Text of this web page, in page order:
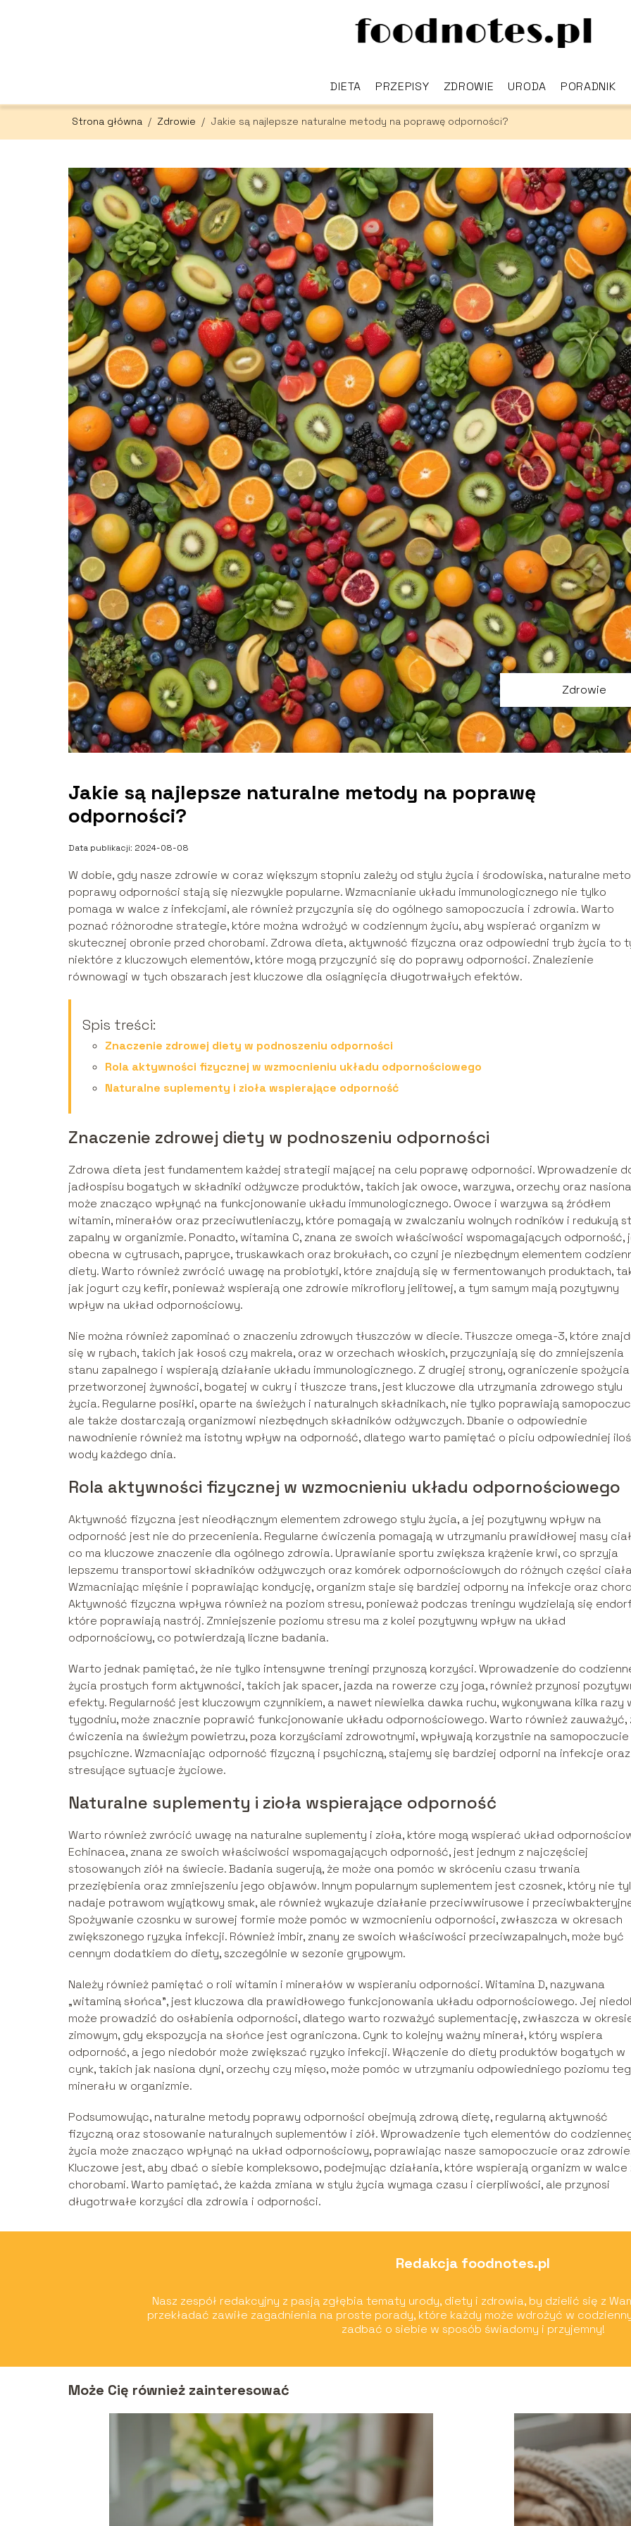
DIETA PRZEPISY ZDROWIE URODA PORADNIK
Strona główna / Zdrowie / Jakie są najlepsze naturalne metody na poprawę odporności?
Zdrowie
Jakie są najlepsze naturalne metody na poprawę
odporności?
Data publikacji: 2024-08-08
W dobie, gdy nasze zdrowie w coraz większym stopniu zależy od stylu życia i środowiska, naturalne
poprawy odporności stają się niezwykle popularne. Wzmacnianie układu immunologicznego nie tylko
pomaga w walce z infekcjami, ale również przyczynia się do ogólnego samopoczucia i zdrowia. Warto
poznać różnorodne strategie, które można wdrożyć w codziennym życiu, aby wspierać organizm w
skutecznej obronie przed chorobami. Zdrowa dieta, aktywność fizyczna oraz odpowiedni tryb życia to
niektóre z kluczowych elementów, które mogą przyczynić się do poprawy odporności. Znalezienie
równowagi w tych obszarach jest kluczowe dla osiągnięcia długotrwałych efektów.
Spis treści:
Znaczenie zdrowej diety w podnoszeniu odporności
Rola aktywności fizycznej w wzmocnieniu układu odpornościowego
Naturalne suplementy i zioła wspierające odporność
Znaczenie zdrowej diety w podnoszeniu odporności
Zdrowa dieta jest fundamentem każdej strategii mającej na celu poprawę odporności. Wprowadzenie
jadłospisu bogatych w składniki odżywcze produktów, takich jak owoce, warzywa, orzechy oraz
może znacząco wpłynąć na funkcjonowanie układu immunologicznego. Owoce i warzywa są źródłem
witamin, minerałów oraz przeciwutleniaczy, które pomagają w zwalczaniu wolnych rodników i redukują
zapalny w organizmie. Ponadto, witamina C, znana ze swoich właściwości wspomagających odporność,
obecna w cytrusach, papryce, truskawkach oraz brokułach, co czyni je niezbędnym elementem
diety. Warto również zwrócić uwagę na probiotyki, które znajdują się w fermentowanych produktach,
jak jogurt czy kefir, ponieważ wspierają one zdrowie mikroflory jelitowej, a tym samym mają pozytywny
wpływ na układ odpornościowy.
Nie można również zapominać o znaczeniu zdrowych tłuszczów w diecie. Tłuszcze omega-3, które
się w rybach, takich jak łosoś czy makrela, oraz w orzechach włoskich, przyczyniają się do zmniejszenia
stanu zapalnego i wspierają działanie układu immunologicznego. Z drugiej strony, ograniczenie spożycia
przetworzonej żywności, bogatej w cukry i tłuszcze trans, jest kluczowe dla utrzymania zdrowego stylu
życia. Regularne posiłki, oparte na świeżych i naturalnych składnikach, nie tylko poprawiają
ale także dostarczają organizmowi niezbędnych składników odżywczych. Dbanie o odpowiednie
nawodnienie również ma istotny wpływ na odporność, dlatego warto pamiętać o piciu odpowiedniej
wody każdego dnia.
Rola aktywności fizycznej w wzmocnieniu układu odpornościowego
Aktywność fizyczna jest nieodłącznym elementem zdrowego stylu życia, a jej pozytywny wpływ na
odporność jest nie do przecenienia. Regularne ćwiczenia pomagają w utrzymaniu prawidłowej masy
co ma kluczowe znaczenie dla ogólnego zdrowia. Uprawianie sportu zwiększa krążenie krwi, co sprzyja
lepszemu transportowi składników odżywczych oraz komórek odpornościowych do różnych części
Wzmacniając mięśnie i poprawiając kondycję, organizm staje się bardziej odporny na infekcje oraz
Aktywność fizyczna wpływa również na poziom stresu, ponieważ podczas treningu wydzielają się
które poprawiają nastrój. Zmniejszenie poziomu stresu ma z kolei pozytywny wpływ na układ
odpornościowy, co potwierdzają liczne badania.
Warto jednak pamiętać, że nie tylko intensywne treningi przynoszą korzyści. Wprowadzenie do
życia prostych form aktywności, takich jak spacer, jazda na rowerze czy joga, również przynosi
efekty. Regularność jest kluczowym czynnikiem, a nawet niewielka dawka ruchu, wykonywana kilka razy
tygodniu, może znacznie poprawić funkcjonowanie układu odpornościowego. Warto również zauważyć,
ćwiczenia na świeżym powietrzu, poza korzyściami zdrowotnymi, wpływają korzystnie na samopoczucie
psychiczne. Wzmacniając odporność fizyczną i psychiczną, stajemy się bardziej odporni na infekcje oraz
stresujące sytuacje życiowe.
Naturalne suplementy i zioła wspierające odporność
Warto również zwrócić uwagę na naturalne suplementy i zioła, które mogą wspierać układ
Echinacea, znana ze swoich właściwości wspomagających odporność, jest jednym z najczęściej
stosowanych ziół na świecie. Badania sugerują, że może ona pomóc w skróceniu czasu trwania
przeziębienia oraz zmniejszeniu jego objawów. Innym popularnym suplementem jest czosnek, który nie
nadaje potrawom wyjątkowy smak, ale również wykazuje działanie przeciwwirusowe i
Spożywanie czosnku w surowej formie może pomóc w wzmocnieniu odporności, zwłaszcza w okresach
zwiększonego ryzyka infekcji. Również imbir, znany ze swoich właściwości przeciwzapalnych, może być
cennym dodatkiem do diety, szczególnie w sezonie grypowym.
Należy również pamiętać o roli witamin i minerałów w wspieraniu odporności. Witamina D, nazywana
„witaminą słońca”, jest kluczowa dla prawidłowego funkcjonowania układu odpornościowego. Jej
może prowadzić do osłabienia odporności, dlatego warto rozważyć suplementację, zwłaszcza w
zimowym, gdy ekspozycja na słońce jest ograniczona. Cynk to kolejny ważny minerał, który wspiera
odporność, a jego niedobór może zwiększać ryzyko infekcji. Włączenie do diety produktów bogatych w
cynk, takich jak nasiona dyni, orzechy czy mięso, może pomóc w utrzymaniu odpowiedniego poziomu
minerału w organizmie.
Podsumowując, naturalne metody poprawy odporności obejmują zdrową dietę, regularną aktywność
fizyczną oraz stosowanie naturalnych suplementów i ziół. Wprowadzenie tych elementów do
życia może znacząco wpłynąć na układ odpornościowy, poprawiając nasze samopoczucie oraz
Kluczowe jest, aby dbać o siebie kompleksowo, podejmując działania, które wspierają organizm w walce
chorobami. Warto pamiętać, że każda zmiana w stylu życia wymaga czasu i cierpliwości, ale przynosi
długotrwałe korzyści dla zdrowia i odporności.
Redakcja foodnotes.pl
Nasz zespół redakcyjny z pasją zgłębia tematy urody, diety i zdrowia, by dzielić się z
przekładać zawiłe zagadnienia na proste porady, które każdy może wdrożyć w
zadbać o siebie w sposób świadomy i przyjemny!
Może Cię również zainteresować